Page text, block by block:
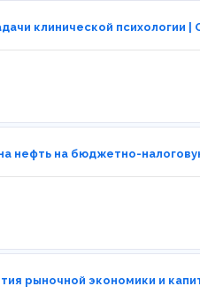
клинической психологии |
нефть на бюджетно-
рыночной экономики и